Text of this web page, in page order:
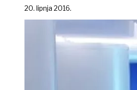
20. lipnja 2016.